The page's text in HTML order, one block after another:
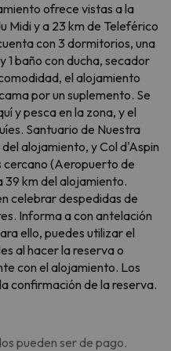
ofrece vistas a la
Midi y a 23 km de Teleférico
con 3 dormitorios, una
1 baño con ducha, secador
el alojamiento
por un suplemento. Se
y pesca en la zona, y el
Santuario de Nuestra
alojamiento, y Col d'Aspin
cercano (Aeropuerto de
km del alojamiento.
celebrar despedidas de
Informa a con antelación
ello, puedes utilizar el
al hacer la reserva o
con el alojamiento. Los
confirmación de la reserva.
pueden ser de pago.